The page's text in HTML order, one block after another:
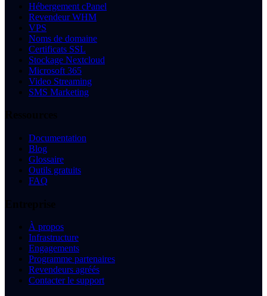
Hébergement cPanel
Revendeur WHM
VPS
Noms de domaine
Certificats SSL
Stockage Nextcloud
Microsoft 365
Video Streaming
SMS Marketing
Documentation
Blog
Glossaire
Outils gratuits
FAQ
À propos
Infrastructure
Engagements
Programme partenaires
Revendeurs agréés
Contacter le support